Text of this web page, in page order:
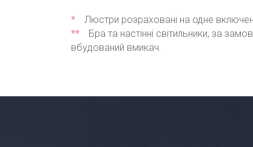
*
Люстри розраховані на одне
**
Бра та настінні світильники, за
вбудований вмикач.